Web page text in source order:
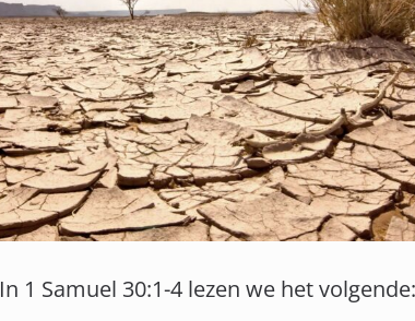
In 1 Samuel 30:1-4 lezen we het volgende: